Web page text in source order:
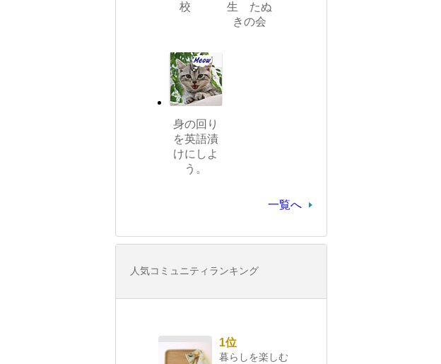
校
生 たぬ
きの会
身の回り
を英語漬
けにしよ
う。
一覧へ
人気コミュニティランキング
1位
暮らしを楽しむ